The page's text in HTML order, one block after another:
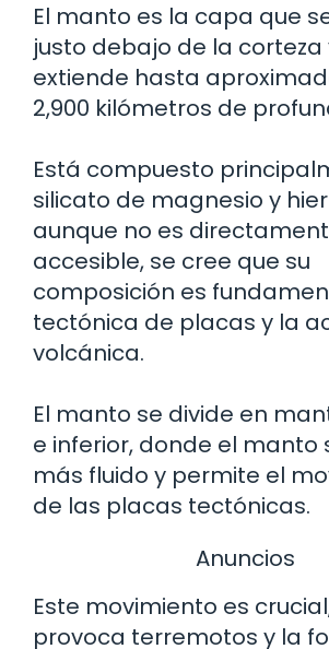
El manto es la capa que
justo debajo de la corteza
extiende hasta
2,900 kilómetros de
Está compuesto
silicato de magnesio y
aunque no es
accesible, se cree que su
composición es
tectónica de placas y la
volcánica.
El manto se divide en
e inferior, donde el manto
más fluido y permite el
de las placas tectónicas.
Anuncios
Este movimiento es
provoca terremotos y la